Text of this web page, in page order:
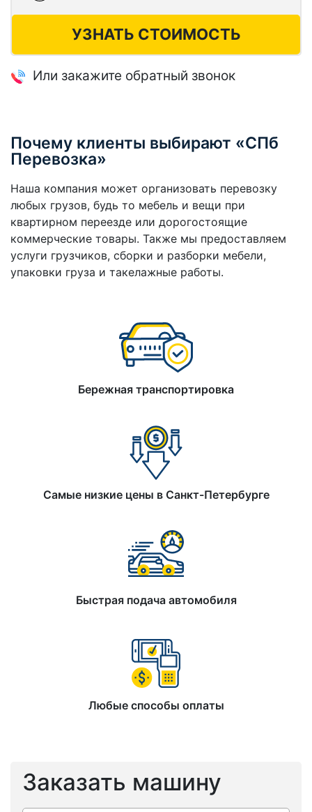
УЗНАТЬ СТОИМОСТЬ
Или закажите обратный звонок
Почему клиенты выбирают «СПб
Перевозка»
Наша компания может организовать перевозку
любых грузов, будь то мебель и вещи при
квартирном переезде или дорогостоящие
коммерческие товары. Также мы предоставляем
услуги грузчиков, сборки и разборки мебели,
упаковки груза и такелажные работы.
Бережная транспортировка
Самые низкие цены в Санкт-Петербурге
Быстрая подача автомобиля
Любые способы оплаты
Заказать машину